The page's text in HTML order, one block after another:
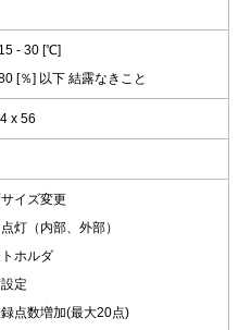
15 - 30 [℃]
[％] 以下 結露なきこと
x 56
サイズ変更
灯（内部、外部）
トホルダ
定
録点数増加(最大20点)